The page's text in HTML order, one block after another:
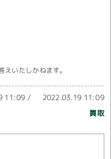
いたしかねます。
11:09 / 2022.03.19 11:09
買取